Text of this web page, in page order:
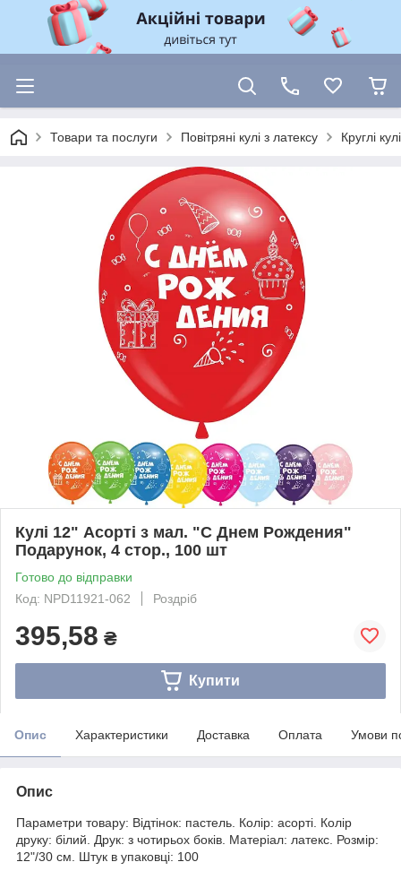
Товари та послуги Повітряні кулі з латексу Круглі
Кулі 12" Асорті з мал. "С Днем Рождения"
Подарунок, 4 стор., 100 шт
Готово до відправки
Код: NPD11921-062
Роздріб
395,58 ₴
Купити
Опис Характеристики Доставка Оплата Умови
Опис
Параметри товару: Відтінок: пастель. Колір: асорті. Колір
друку: білий. Друк: з чотирьох боків. Матеріал: латекс. Розмір:
12"/30 см. Штук в упаковці: 100